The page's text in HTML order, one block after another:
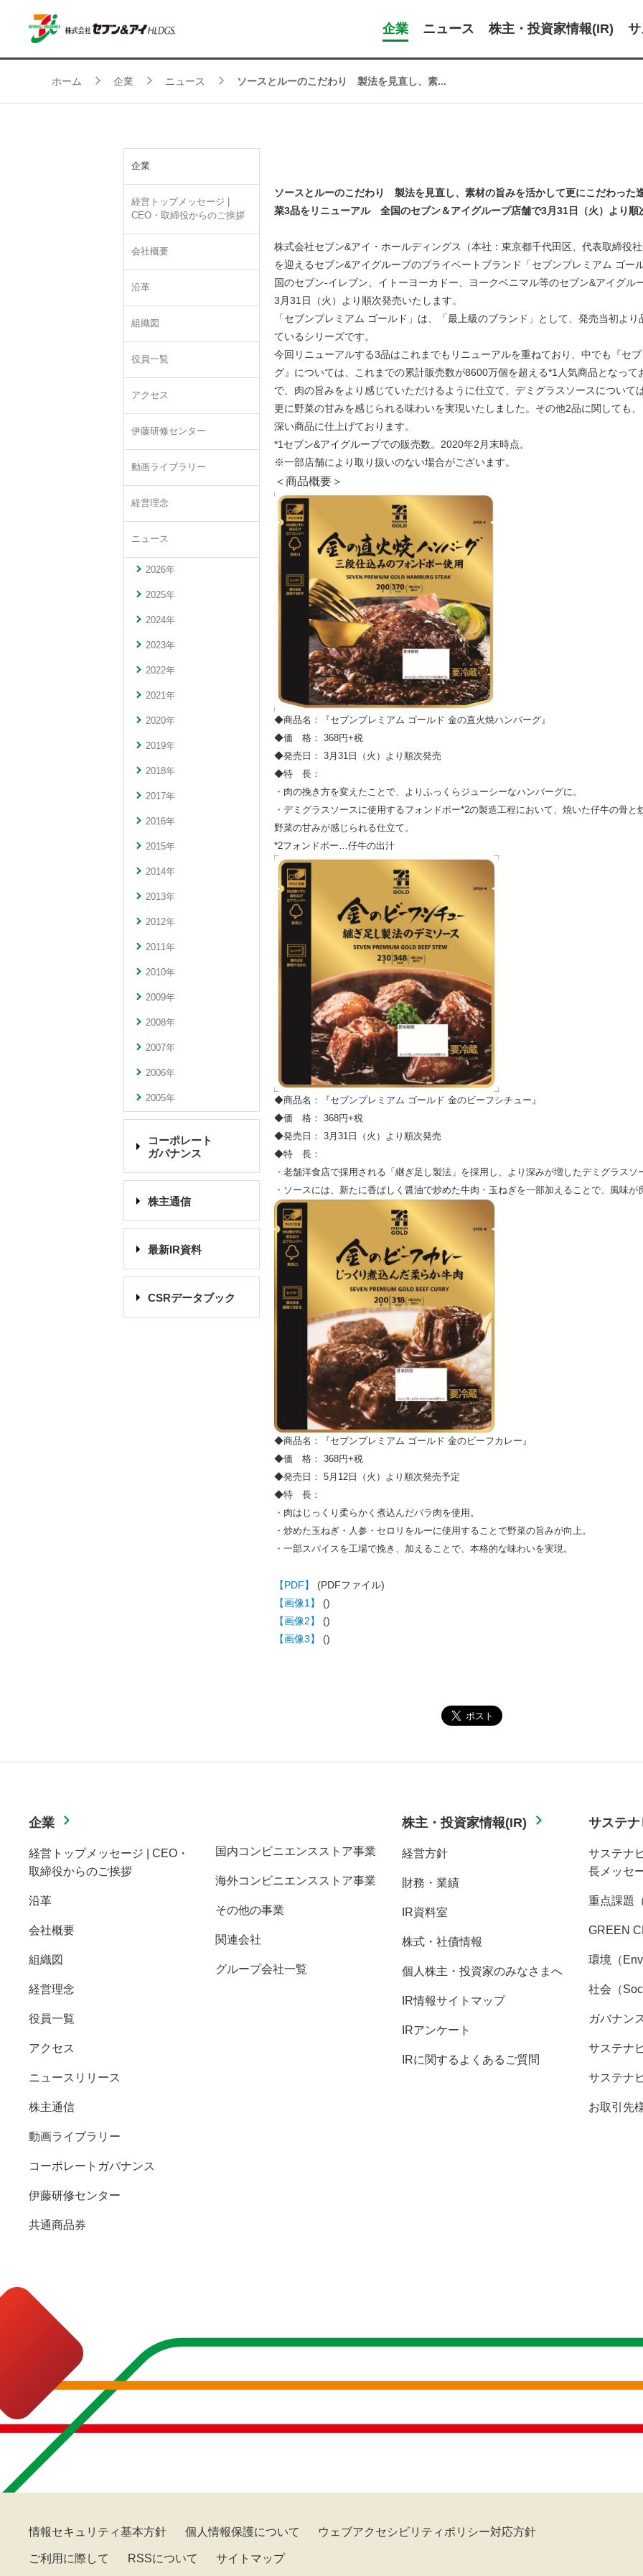
企業 ニュース 株主・投資家情報(IR)
ホーム 企業 ニュース ソースとルーのこだわり 製法を見直し、素...
企業
経営トップメッセージ |
CEO・取締役からのご挨拶
会社概要
沿革
組織図
役員一覧
アクセス
伊藤研修センター
動画ライブラリー
経営理念
ニュース
2026年
2025年
2024年
2023年
2022年
2021年
2020年
2019年
2018年
2017年
2016年
2015年
2014年
2013年
2012年
2011年
2010年
2009年
2008年
2007年
2006年
2005年
コーポレート
ガバナンス
株主通信
最新IR資料
CSRデータブック
ソースとルーのこだわり 製法を見直し、素材の旨みを活かして更にこだわっ
菜3品をリニューアル 全国のセブン＆アイグループ店舗で3月31日（火）より順
株式会社セブン&アイ・ホールディングス（本社：東京都千代田区、代表取締役
を迎えるセブン&アイグループのプライベートブランド「セブンプレミアム ゴー
国のセブン‐イレブン、イトーヨーカドー、ヨークベニマル等のセブン&アイグ
3月31日（火）より順次発売いたします。
「セブンプレミアム ゴールド」は、「最上級のブランド」として、発売当初よ
ているシリーズです。
今回リニューアルする3品はこれまでもリニューアルを重ねており、中でも『セ
グ』については、これまでの累計販売数が8600万個を超える*1人気商品となっ
で、肉の旨みをより感じていただけるように仕立て、デミグラスソースについて
更に野菜の甘みを感じられる味わいを実現いたしました。その他2品に関しても
深い商品に仕上げております。
*1セブン&アイグループでの販売数。2020年2月末時点。
※一部店舗により取り扱いのない場合がございます。
＜商品概要＞
◆商品名：『セブンプレミアム ゴールド 金の直火焼ハンバーグ』
◆価 格： 368円+税
◆発売日： 3月31日（火）より順次発売
◆特 長：
・肉の挽き方を変えたことで、よりふっくらジューシーなハンバーグに。
・デミグラスソースに使用するフォンドボー*2の製造工程において、焼いた仔牛の骨
野菜の甘みが感じられる仕立て。
*2フォンドボー…仔牛の出汁
◆商品名：『セブンプレミアム ゴールド 金のビーフシチュー』
◆価 格： 368円+税
◆発売日： 3月31日（火）より順次発売
◆特 長：
・老舗洋食店で採用される「継ぎ足し製法」を採用し、より深みが増したデミグラスソ
・ソースには、新たに香ばしく醤油で炒めた牛肉・玉ねぎを一部加えることで、風味が
◆商品名：『セブンプレミアム ゴールド 金のビーフカレー』
◆価 格： 368円+税
◆発売日： 5月12日（火）より順次発売予定
◆特 長：
・肉はじっくり柔らかく煮込んだバラ肉を使用。
・炒めた玉ねぎ・人参・セロリをルーに使用することで野菜の旨みが向上。
・一部スパイスを工場で挽き、加えることで、本格的な味わいを実現。
【PDF】
(PDFファイル)
【画像1】
()
【画像2】
()
【画像3】
()
企業
経営トップメッセージ | CEO・
取締役からのご挨拶
沿革
会社概要
組織図
経営理念
役員一覧
アクセス
ニュースリリース
株主通信
動画ライブラリー
コーポレートガバナンス
伊藤研修センター
共通商品券
国内コンビニエンスストア事業
海外コンビニエンスストア事業
その他の事業
関連会社
グループ会社一覧
株主・投資家情報(IR)
経営方針
財務・業績
IR資料室
株式・社債情報
個人株主・投資家のみなさまへ
IR情報サイトマップ
IRアンケート
IRに関するよくあるご質問
サステ
サステナ
長メッセ
重点課題
GREEN
環境（
社会（
ガバナン
サステナ
サステナ
お取引先
情報セキュリティ基本方針 個人情報保護について ウェブアクセシビリティポリシー対応方針
ご利用に際して RSSについて サイトマップ